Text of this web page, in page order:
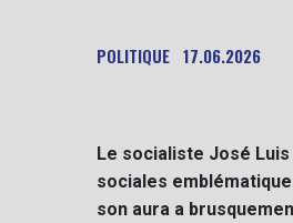
POLITIQUE 17.06.2026
Le socialiste José
sociales
son aura a